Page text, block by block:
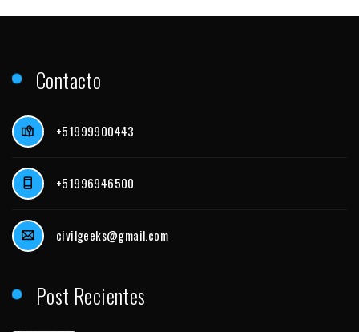
Contacto
+51999900443
+51996946500
civilgeeks@gmail.com
Post Recientes